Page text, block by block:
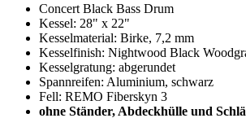
Concert Black Bass Drum
Kessel: 28" x 22"
Kesselmaterial: Birke, 7,2 mm
Kesselfinish: Nightwood Black
Kesselgratung: abgerundet
Spannreifen: Aluminium, schwarz
Fell: REMO Fiberskyn 3
ohne Ständer, Abdeckhülle und